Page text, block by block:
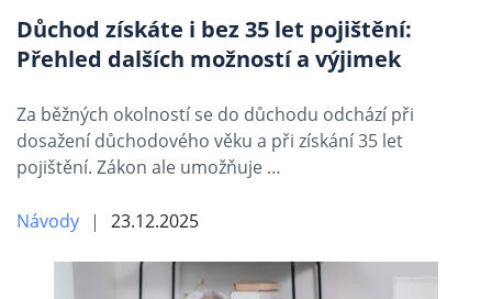
Důchod získáte i bez 35 let pojištění:
Přehled dalších možností a výjimek
Za běžných okolností se do důchodu odchází při
dosažení důchodového věku a při získání 35 let
pojištění. Zákon ale umožňuje …
Návody 23.12.2025